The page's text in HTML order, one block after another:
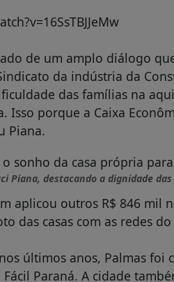
de um amplo diálogo
da indústria da
das famílias na
Isso porque a Caixa
Piana.
Piana, destacando a dignidade
aplicou outros R$ 846 mil
das casas com as redes
últimos anos, Palmas foi
Paraná. A cidade